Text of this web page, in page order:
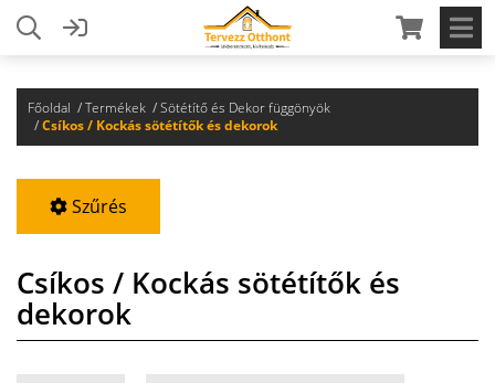
Főoldal Termékek
Sötétítő és Dekor függönyök
Csíkos / Kockás sötétítők és dekorok
Szűrés
Csíkos / Kockás sötétítők és
dekorok